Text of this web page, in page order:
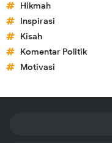
Hikmah
Inspirasi
Kisah
Komentar Politik
Motivasi